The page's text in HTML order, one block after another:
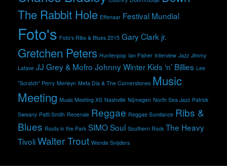
The Rabbit Hole Effenaar Festival Mundial
Foto's Foto's Ribs & Blues 2015 Gary Clark jr.
Gretchen Peters Huntenpop Ian Fisher Interview Jazz Jimmy
Lafave JJ Grey & Mofro Johnny Winter Kids ‘n’ Billies Lee
"Scratch" Perry Merleyn Meta Dia & The Cornerstones Music
Meeting Music Meeting XS Nashville Nijmegen North Sea Jazz Patrick
Sweany Patti Smith Recensie Reggae Reggae Sundance Ribs &
Blues Roots in the Park SIMOSoul Southern Rock The Heavy
TivoliWalter Trout Wende Snijders